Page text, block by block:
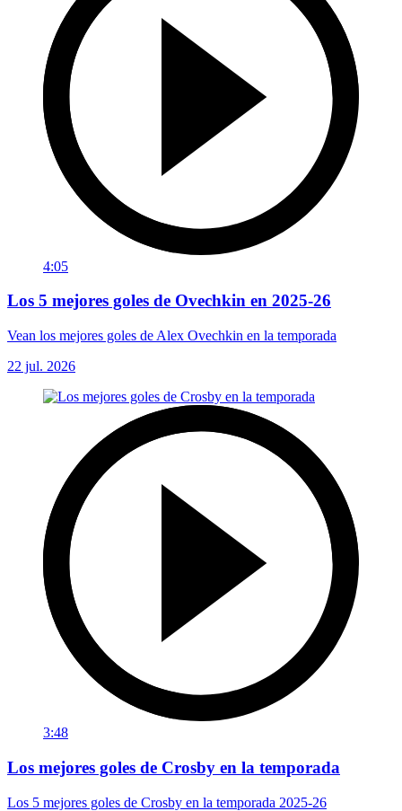
4:05
Los 5 mejores goles de Ovechkin en 2025-26
Vean los mejores goles de Alex Ovechkin en la temporada
22 jul. 2026
3:48
Los mejores goles de Crosby en la temporada
Los 5 mejores goles de Crosby en la temporada 2025-26